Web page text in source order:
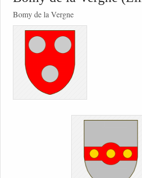
Bomy de la Vergne